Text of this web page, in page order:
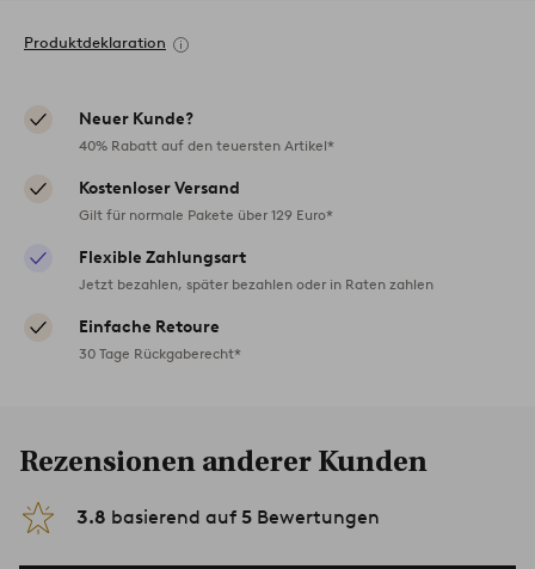
Produktdeklaration
Neuer Kunde?
40% Rabatt auf den teuersten Artikel*
Kostenloser Versand
Gilt für normale Pakete über 129 Euro*
Flexible Zahlungsart
Jetzt bezahlen, später bezahlen oder in Raten zahlen
Einfache Retoure
30 Tage Rückgaberecht*
Rezensionen anderer Kunden
3.8 basierend auf 5 Bewertungen